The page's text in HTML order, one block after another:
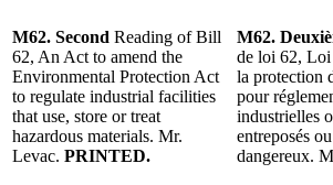
M62. Second Reading of Bill
62, An Act to amend the
Environmental Protection Act
to regulate industrial facilities
that use, store or treat
hazardous materials. Mr.
Levac. PRINTED.
M62.
de loi 62,
la protection
pour
industrielles
entreposés
dangereux.